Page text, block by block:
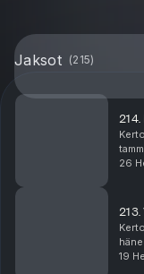
Jaksot (215)
26
19